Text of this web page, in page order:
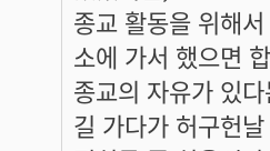
종교 활동을 위해
소에 가서 했으면
종교의 자유가 있
길 가다가 허구헌